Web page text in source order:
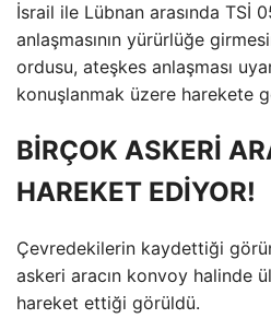
İsrail ile Lübnan arasında TSİ
anlaşmasının yürürlüğe
ordusu, ateşkes anlaşması
konuşlanmak üzere harekete
BİRÇOK ASKERİ
HAREKET EDİYOR!
Çevredekilerin kaydettiği
askeri aracın konvoy halinde
hareket ettiği görüldü.